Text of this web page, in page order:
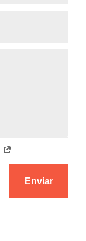
Enviar